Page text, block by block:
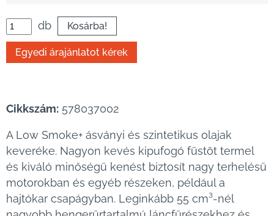
db
Cikkszám: 578037002
A Low Smoke+ ásványi és szintetikus olajak
keveréke. Nagyon kevés kipufogó füstöt termel
és kiváló minőségű kenést biztosít nagy terhelésű
motorokban és egyéb részeken, például a
hajtókar csapágyban. Leginkább 55 cm³-nél